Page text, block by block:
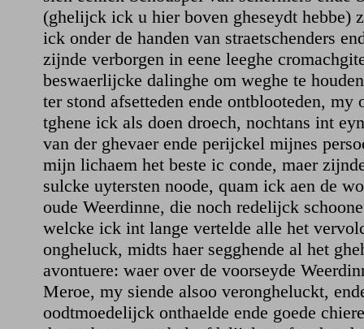
(ghelijck ick u hier boven gheseydt hebbe)
ick onder de handen van straetschenders
zijnde verborgen in eene leeghe
beswaerlijcke dalinghe om weghe te
ter stond afsetteden ende ontblooteden, my
tghene ick als doen droech, nochtans int
van der ghevaer ende perijckel mijnes
mijn lichaem het beste ic conde, maer
sulcke uytersten noode, quam ick aen de
oude Weerdinne, die noch redelijck
welcke ick int lange vertelde alle het
ongheluck, midts haer segghende al het
avontuere: waer over de voorseyde
Meroe, my siende alsoo verongheluckt,
oodtmoedelijck onthaelde ende goede